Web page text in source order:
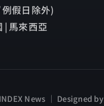
假日除外)
| 馬來西亞
News ｜ Designed by